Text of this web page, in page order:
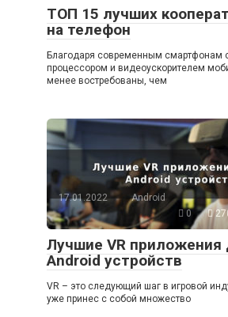
ТОП 15 лучших
на телефон
Благодаря современным
процессором и видеоускорителем
менее востребованы, чем
17.01.2022
Android
0
Лучшие VR приложения
Android устройств
VR – это следующий шаг в игровой
уже принес с собой множество